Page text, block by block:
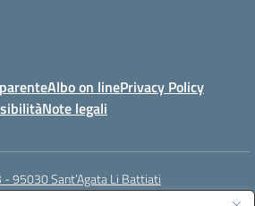
Albo on linePrivacy Policy
Note legali
- 95030 Sant’Agata Li Battiati
ctic8bl002@istruzione.it